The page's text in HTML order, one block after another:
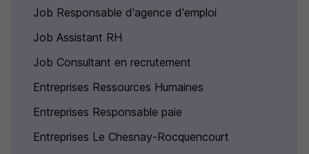
Job Responsable d'agence d'emploi
Job Assistant RH
Job Consultant en recrutement
Entreprises Ressources Humaines
Entreprises Responsable paie
Entreprises Le Chesnay-Rocquencourt